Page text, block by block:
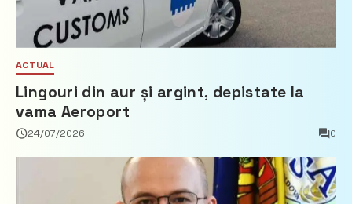
ACTUAL
Lingouri din aur și argint, depistate la
vama Aeroport
24/07/2026 0